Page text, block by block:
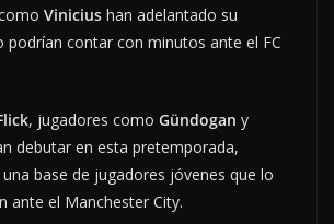
Vinicius han adelantado su
podrían contar con minutos ante el FC
, jugadores como Gündogan y
debutar en esta pretemporada,
base de jugadores jóvenes que lo
ante el Manchester City.